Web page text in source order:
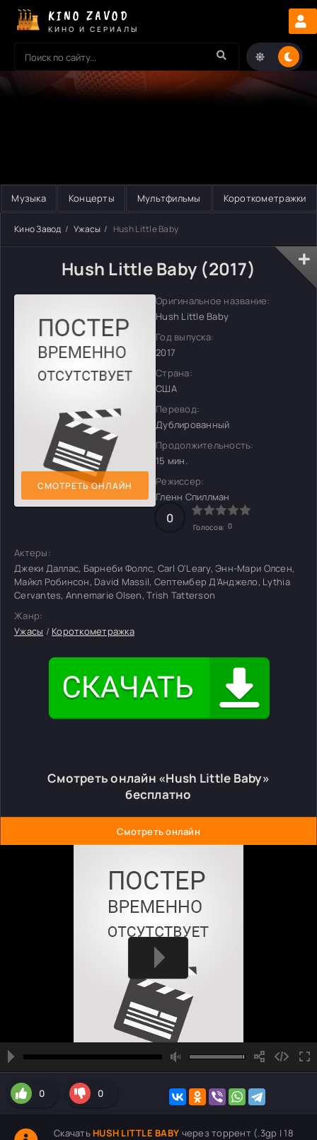
KINO ZAVOD
КИНО И СЕРИАЛЫ
Музыка Концерты Мультфильмы Короткометражки
Кино Завод Ужасы Hush Little Baby
Hush Little Baby (2017)
СМОТРЕТЬ ОНЛАЙН
Оригинальное название:
Hush Little Baby
Год выпуска:
2017
Страна:
США
Перевод:
Дублированный
Продолжительность:
15 мин.
Режиссер:
Гленн Спиллман
0
Голосов: 0
Актеры:
Джеки Даллас, Барнеби Фоллс, Carl O'Leary, Энн-Мари Олсен,
Майкл Робинсон, David Massil, Септембер Д’Анджело, Lythia
Cervantes, Annemarie Olsen, Trish Tatterson
Жанр:
Ужасы / Короткометражка
Смотреть онлайн «Hush Little Baby»
бесплатно
Смотреть онлайн
0 0
Скачать HUSH LITTLE BABY через торрент (.3gp | 18